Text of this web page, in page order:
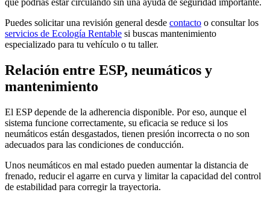
Puedes solicitar una revisión general desde contacto o consultar los
servicios de Ecología Rentable si buscas mantenimiento
especializado para tu vehículo o tu taller.
Relación entre ESP, neumáticos y
mantenimiento
El ESP depende de la adherencia disponible. Por eso, aunque el
sistema funcione correctamente, su eficacia se reduce si los
neumáticos están desgastados, tienen presión incorrecta o no son
adecuados para las condiciones de conducción.
Unos neumáticos en mal estado pueden aumentar la distancia de
frenado, reducir el agarre en curva y limitar la capacidad del control
de estabilidad para corregir la trayectoria.